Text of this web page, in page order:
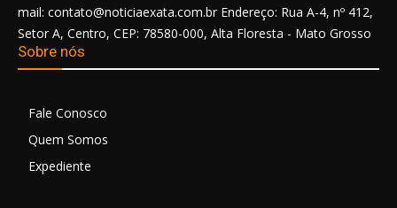
mail: contato@noticiaexata.com.br Endereço: Rua A-4, nº 412,
Setor A, Centro, CEP: 78580-000, Alta Floresta - Mato Grosso
Sobre nós
Fale Conosco
Quem Somos
Expediente